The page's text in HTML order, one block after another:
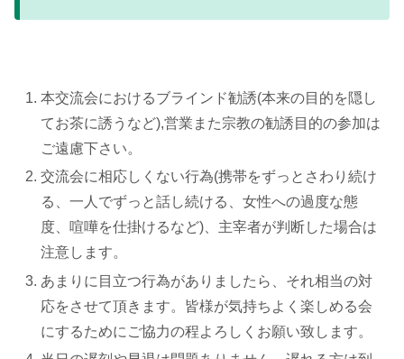
本交流会におけるブラインド勧誘(本来の目的を隠し
てお茶に誘うなど),営業また宗教の勧誘目的の参加は
ご遠慮下さい。
交流会に相応しくない行為(携帯をずっとさわり続け
る、一人でずっと話し続ける、女性への過度な態
度、喧嘩を仕掛けるなど)、主宰者が判断した場合は
注意します。
あまりに目立つ行為がありましたら、それ相当の対
応をさせて頂きます。皆様が気持ちよく楽しめる会
にするためにご協力の程よろしくお願い致します。